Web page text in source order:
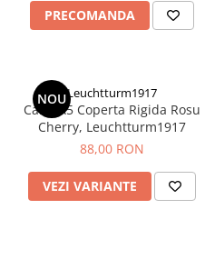
PRECOMANDA
NOULeuchtturm1917
Caiet A5 Coperta Rigida Rosu
Cherry, Leuchtturm1917
88,00 RON
VEZI VARIANTE